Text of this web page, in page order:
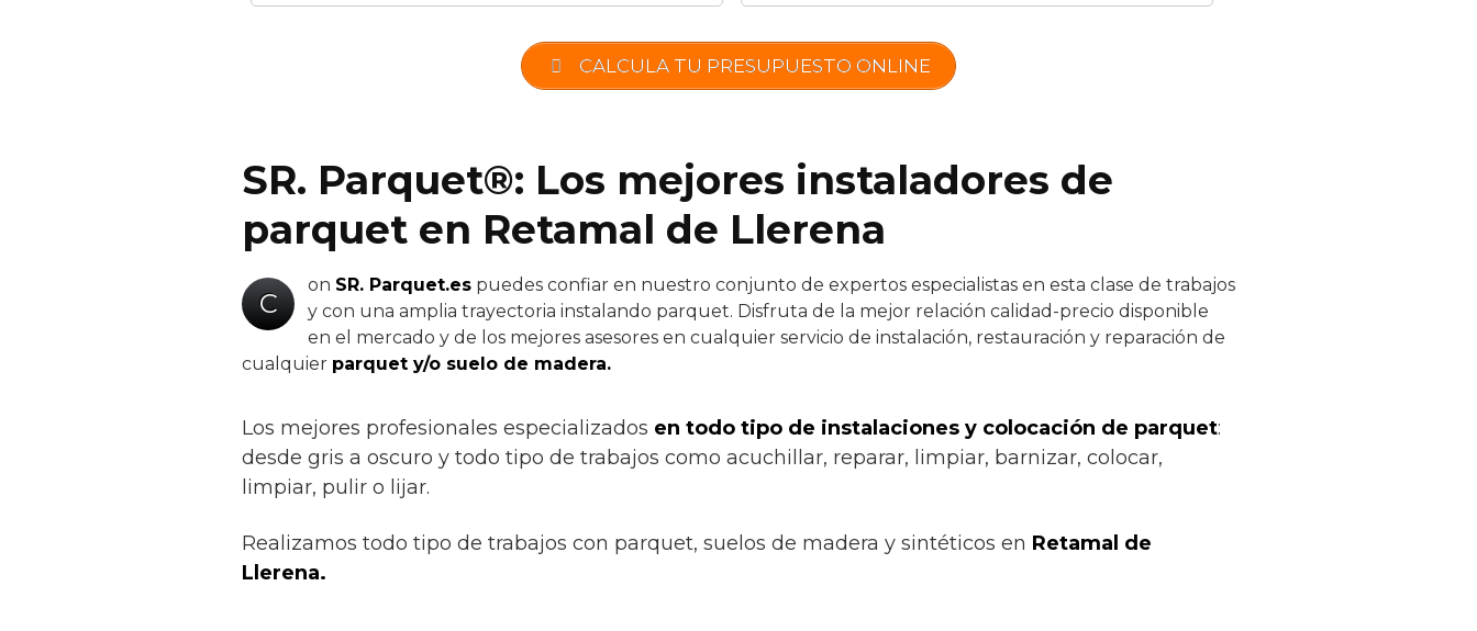
CALCULA TU PRESUPUESTO ONLINE
SR. Parquet®: Los mejores instaladores de
parquet en Retamal de Llerena
C
on SR. Parquet.es puedes confiar en nuestro conjunto de expertos especialistas en esta clase de trabajos
y con una amplia trayectoria instalando parquet. Disfruta de la mejor relación calidad-precio disponible
en el mercado y de los mejores asesores en cualquier servicio de instalación, restauración y reparación de
cualquier parquet y/o suelo de madera.
Los mejores profesionales especializados en todo tipo de instalaciones y colocación de parquet:
desde gris a oscuro y todo tipo de trabajos como acuchillar, reparar, limpiar, barnizar, colocar,
limpiar, pulir o lijar.
Realizamos todo tipo de trabajos con parquet, suelos de madera y sintéticos en Retamal de
Llerena.